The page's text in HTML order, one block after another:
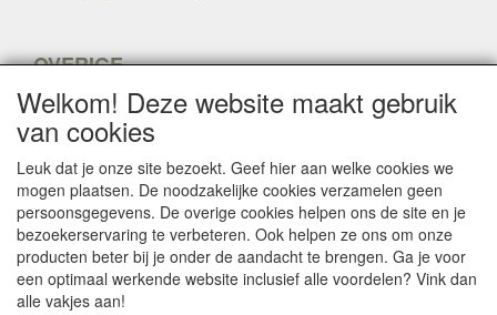
OVERIGE
Veteranen
Nieuws
Inkoop
Herroepingslink aanvragen
Copyright Dump Company2009-2025 Webmaster: Dump
Company
Welkom! Deze website maakt gebruik
van cookies
Leuk dat je onze site bezoekt. Geef hier aan welke cookies we
mogen plaatsen. De noodzakelijke cookies verzamelen geen
persoonsgegevens. De overige cookies helpen ons de site en je
bezoekerservaring te verbeteren. Ook helpen ze ons om onze
producten beter bij je onder de aandacht te brengen. Ga je voor
een optimaal werkende website inclusief alle voordelen? Vink dan
alle vakjes aan!